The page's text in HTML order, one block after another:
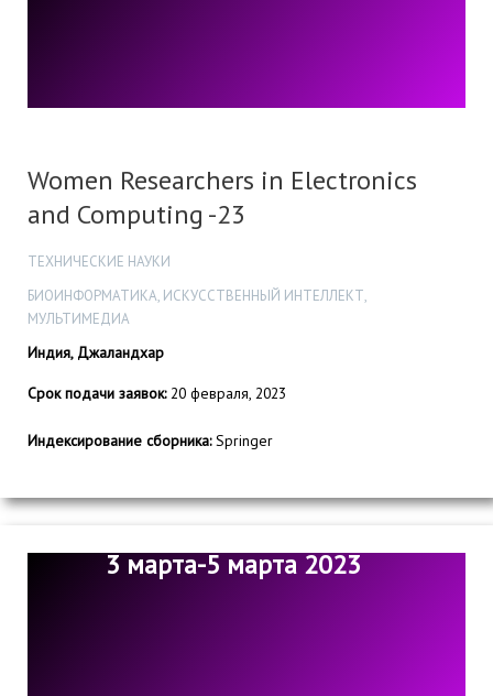
Women Researchers in Electronics
and Computing -23
ТЕХНИЧЕСКИЕ НАУКИ
БИОИНФОРМАТИКА, ИСКУССТВЕННЫЙ ИНТЕЛЛЕКТ,
МУЛЬТИМЕДИА
Индия, Джаландхар
Срок подачи заявок:20 февраля, 2023
Индексирование сборника:Springer
3 марта-5 марта 2023